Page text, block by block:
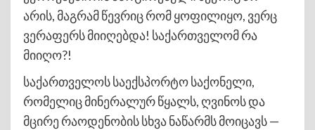
არის, მაგრამ წევრიც რომ ყოფილიყო, ვერც
ვერაფერს მიიღებდა! საქართველომ რა
მიიღო?!
საქართველოს საექსპორტო საქონელი,
რომელიც მინერალურ წყალს, ღვინოს და
მცირე რაოდენობის სხვა ნაწარმს მოიცავს —